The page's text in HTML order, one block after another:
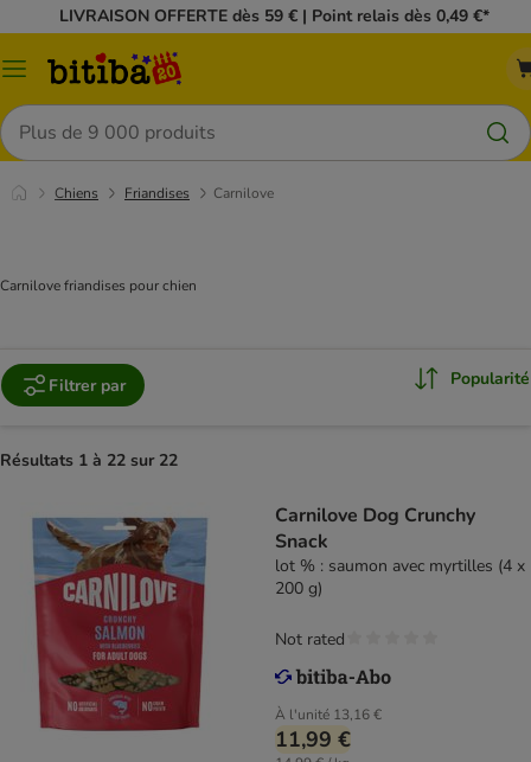
LIVRAISON OFFERTE dès 59 € | Point relais dès 0,49 €*
Menu
Rechercher
Chiens Friandises Carnilove
Carnilove friandises pour chien
Filtrer par Popularité
Résultats 1 à 22 sur 22
Carnilove Dog Crunchy
Snack
lot % : saumon avec myrtilles (4 x
200 g)
À l'unité 13,16 €
11,99 €
Not rated